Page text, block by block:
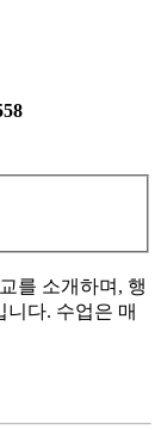
를 소개하며, 행
다. 수업은 매